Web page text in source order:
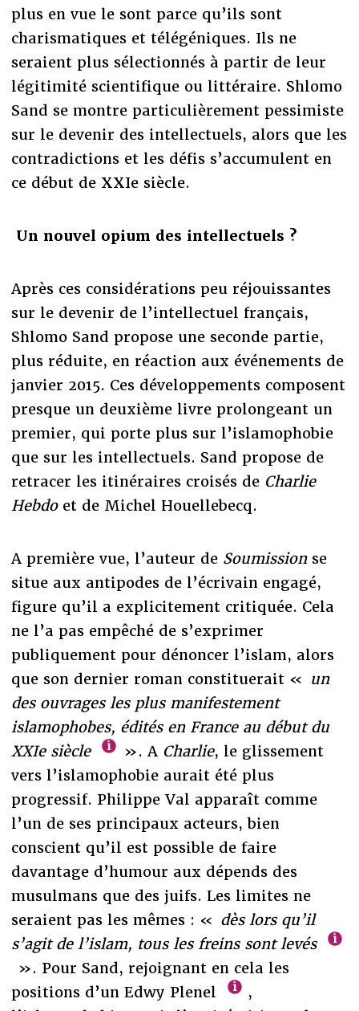
plus en vue le sont parce qu’ils sont
charismatiques et télégéniques. Ils ne
seraient plus sélectionnés à partir de leur
légitimité scientifique ou littéraire. Shlomo
Sand se montre particulièrement pessimiste
sur le devenir des intellectuels, alors que les
contradictions et les défis s’accumulent en
ce début de XXIe siècle.
Un nouvel opium des intellectuels ?
Après ces considérations peu réjouissantes
sur le devenir de l’intellectuel français,
Shlomo Sand propose une seconde partie,
plus réduite, en réaction aux événements de
janvier 2015. Ces développements composent
presque un deuxième livre prolongeant un
premier, qui porte plus sur l’islamophobie
que sur les intellectuels. Sand propose de
retracer les itinéraires croisés de Charlie
Hebdo et de Michel Houellebecq.
A première vue, l’auteur de Soumissionse
situe aux antipodes de l’écrivain engagé,
figure qu’il a explicitement critiquée. Cela
ne l’a pas empêché de s’exprimer
publiquement pour dénoncer l’islam, alors
que son dernier roman constituerait « un
des ouvrages les plus manifestement
islamophobes, édités en France au début du
XXIe siècle
». A Charlie, le glissement
vers l’islamophobie aurait été plus
progressif. Philippe Val apparaît comme
l’un de ses principaux acteurs, bien
conscient qu’il est possible de faire
davantage d’humour aux dépends des
musulmans que des juifs. Les limites ne
seraient pas les mêmes : « dès lors qu’il
s’agit de l’islam, tous les freins sont levés
». Pour Sand, rejoignant en cela les
positions d’un Edwy Plenel
,